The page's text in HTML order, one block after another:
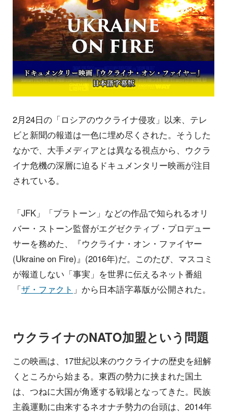
2月24日の「ロシアのウクライナ侵攻」以来、テレ
ビと新聞の報道は一色に埋め尽くされた。そうした
なかで、大手メディアとは異なる視点から、ウクラ
イナ危機の深層に迫るドキュメンタリー映画が注目
されている。
「JFK」「プラトーン」などの作品で知られるオリ
バー・ストーン監督がエグゼクティブ・プロデュー
サーを務めた、『ウクライナ・オン・ファイヤー
(Ukraine on Fire)』(2016年)だ。このたび、マスコミ
が報道しない「事実」を世界に伝えるネット番組
「ザ・ファクト 」から日本語字幕版が公開された。
ウクライナのNATO加盟という問題
この映画は、17世紀以来のウクライナの歴史を紐解
くところから始まる。東西の勢力に挟まれた国土
は、つねに大国が角逐する戦場となってきた。民族
主義運動に由来するネオナチ勢力の台頭は、2014年